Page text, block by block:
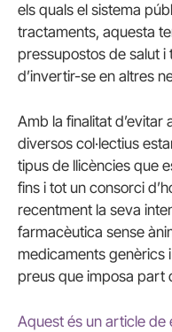
els quals el sistema
tractaments, aquesta
pressupostos de salut
d’invertir-se en altres
Amb la finalitat d’evitar
diversos col·lectius
tipus de llicències que
fins i tot un consorci
recentment la seva
farmacèutica sense
medicaments genèrics
preus que imposa part
Aquest és un article de